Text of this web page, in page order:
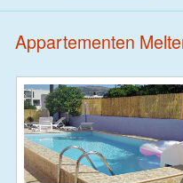
Appartementen